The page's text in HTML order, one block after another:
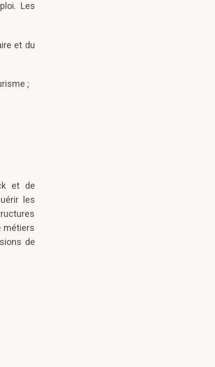
Les
et du
;
et de
les
métiers
de